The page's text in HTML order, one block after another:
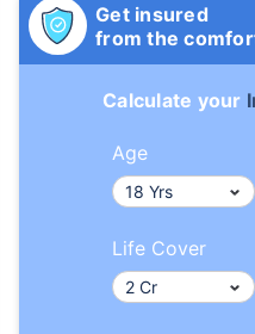
Get insured
from the
Calculate your
Age
Life Cover